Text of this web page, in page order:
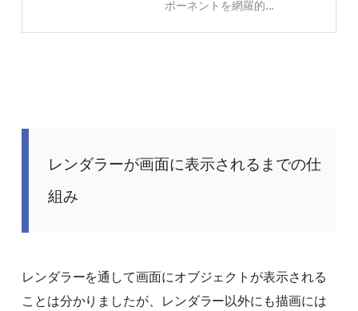
ポーネントを網羅的...
レンダラーが画面に表示されるまでの仕
組み
レンダラーを通して画面にオブジェクトが表示される
ことは分かりましたが、レンダラー以外にも描画には